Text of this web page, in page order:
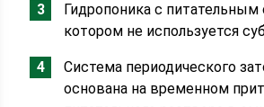
Гидропоника с
котором не используется
Система периодического
основана на временном